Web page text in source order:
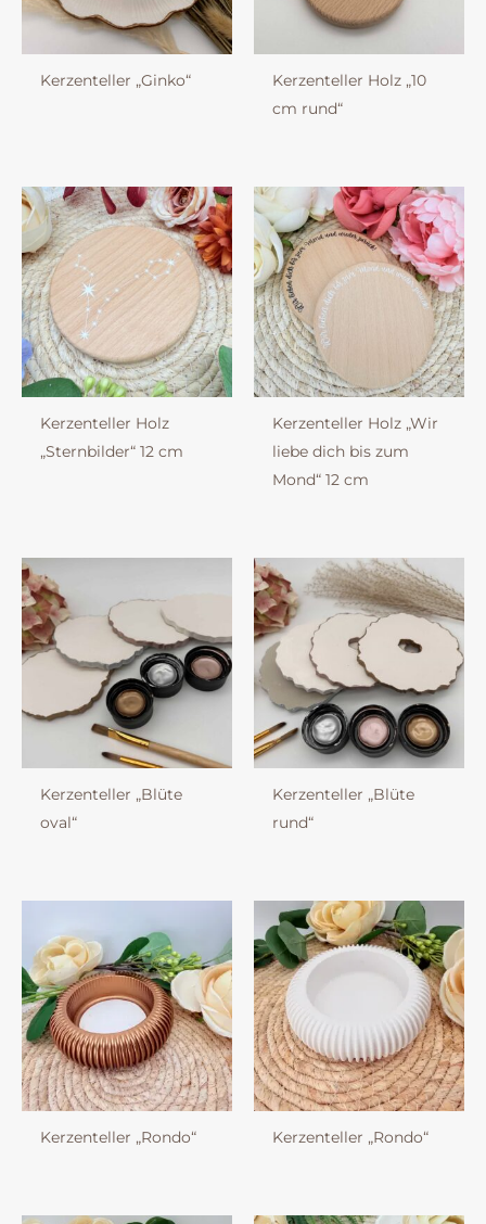
Kerzenteller „Ginko“
Kerzenteller Holz „10
cm rund“
Kerzenteller Holz
„Sternbilder“ 12 cm
Kerzenteller Holz „Wir
liebe dich bis zum
Mond“ 12 cm
Kerzenteller „Blüte
oval“
Kerzenteller „Blüte
rund“
Kerzenteller „Rondo“ Kerzenteller „Rondo“